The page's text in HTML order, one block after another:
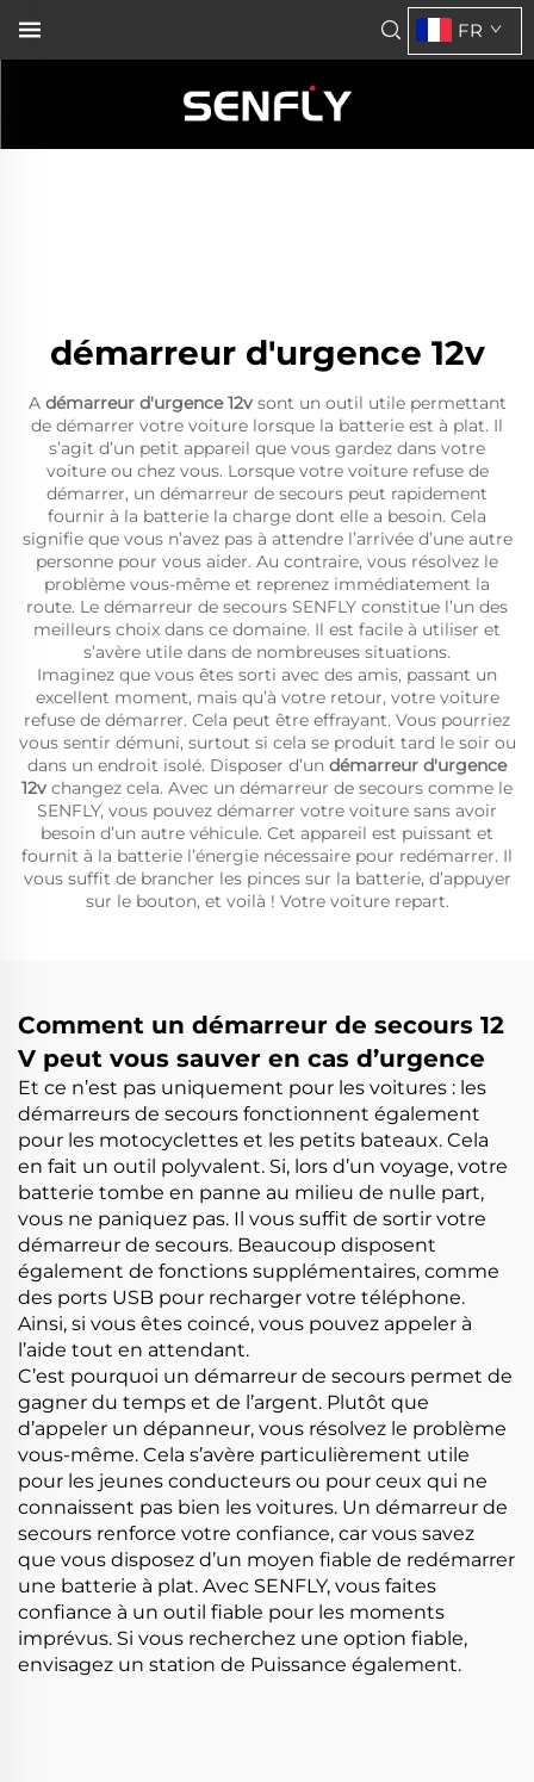
FR
démarreur d'urgence 12v
A démarreur d'urgence 12v sont un outil utile permettant
de démarrer votre voiture lorsque la batterie est à plat. Il
s’agit d’un petit appareil que vous gardez dans votre
voiture ou chez vous. Lorsque votre voiture refuse de
démarrer, un démarreur de secours peut rapidement
fournir à la batterie la charge dont elle a besoin. Cela
signifie que vous n’avez pas à attendre l’arrivée d’une autre
personne pour vous aider. Au contraire, vous résolvez le
problème vous-même et reprenez immédiatement la
route. Le démarreur de secours SENFLY constitue l’un des
meilleurs choix dans ce domaine. Il est facile à utiliser et
s’avère utile dans de nombreuses situations.
Imaginez que vous êtes sorti avec des amis, passant un
excellent moment, mais qu’à votre retour, votre voiture
refuse de démarrer. Cela peut être effrayant. Vous pourriez
vous sentir démuni, surtout si cela se produit tard le soir ou
dans un endroit isolé. Disposer d’un démarreur d'urgence
12v changez cela. Avec un démarreur de secours comme le
SENFLY, vous pouvez démarrer votre voiture sans avoir
besoin d’un autre véhicule. Cet appareil est puissant et
fournit à la batterie l’énergie nécessaire pour redémarrer. Il
vous suffit de brancher les pinces sur la batterie, d’appuyer
sur le bouton, et voilà ! Votre voiture repart.
Comment un démarreur de secours 12
V peut vous sauver en cas d’urgence
Et ce n’est pas uniquement pour les voitures : les
démarreurs de secours fonctionnent également
pour les motocyclettes et les petits bateaux. Cela
en fait un outil polyvalent. Si, lors d’un voyage, votre
batterie tombe en panne au milieu de nulle part,
vous ne paniquez pas. Il vous suffit de sortir votre
démarreur de secours. Beaucoup disposent
également de fonctions supplémentaires, comme
des ports USB pour recharger votre téléphone.
Ainsi, si vous êtes coincé, vous pouvez appeler à
l’aide tout en attendant.
C’est pourquoi un démarreur de secours permet de
gagner du temps et de l’argent. Plutôt que
d’appeler un dépanneur, vous résolvez le problème
vous-même. Cela s’avère particulièrement utile
pour les jeunes conducteurs ou pour ceux qui ne
connaissent pas bien les voitures. Un démarreur de
secours renforce votre confiance, car vous savez
que vous disposez d’un moyen fiable de redémarrer
une batterie à plat. Avec SENFLY, vous faites
confiance à un outil fiable pour les moments
imprévus. Si vous recherchez une option fiable,
envisagez un station de Puissance également.